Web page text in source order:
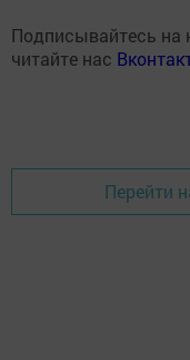
Подписывайтесь на
читайте нас
Перейти